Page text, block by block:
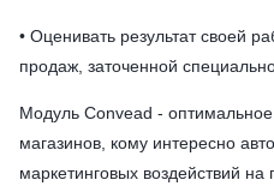
• Оценивать результат своей
продаж, заточенной
Модуль Convead -
магазинов, кому интересно
маркетинговых воздействий на